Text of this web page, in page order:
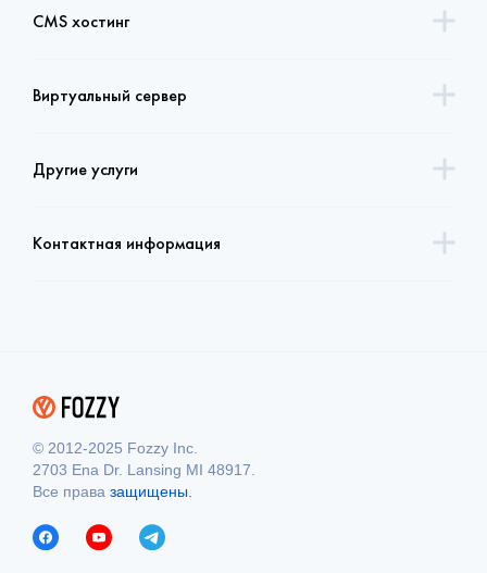
CMS хостинг
Виртуальный сервер
Другие услуги
Контактная информация
© 2012-2025 Fozzy Inc.
2703 Ena Dr. Lansing MI 48917.
Все права защищены.